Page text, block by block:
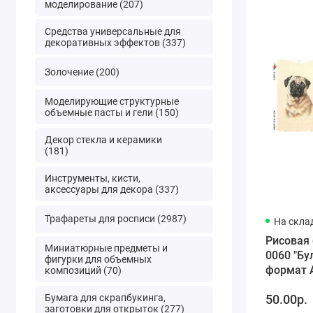
моделирование (207)
Средства универсальные для
декоративных эффектов (337)
Золочение (200)
Моделирующие структурные
объемные пасты и гели (150)
Декор стекла и керамики
(181)
Инструменты, кисти,
аксессуары для декора (337)
Трафареты для росписи (2987)
Миниатюрные предметы и
фигурки для объемных
композиций (70)
Бумага для скрапбукинга,
заготовки для открыток (277)
На
Рисовая
0060
формат
50.00р.